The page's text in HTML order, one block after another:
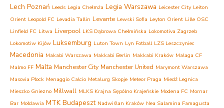
Lech Poznań Leeds Legia Chełmża Legia Warszawa Leicester City Leiton
Orient Leopold FC Levadia Tallin Levante Lewski Sofia Leyton Orient Lille OSC
Linfield FC Litwa Liverpool LKS Dąbrowa Chełmińska Lokomotiva Zagrzeb
Lokomotiw Kijów Luksemburg Luton Town Lyn Fotball LZS Leszczyniec
Macedonia Makabi Warszawa Makkabi Berlin Makkabi Kraków Malaga CF
Malmo FF Malta Manchester City Manchester United Marymont Warszawa
Masovia Płock Menaggio Calcio Metalurg Skopje Meteor Praga Miedź Legnica
Mieszko Gniezno Millwall MLKS Krajna Sępólno Krajeńskie Modena FC Mornar
Bar Mołdawia MTK Budapeszt Nadwiślan Kraków Nea Salamina Famagusta